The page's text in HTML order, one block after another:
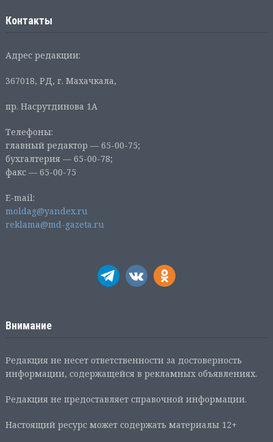
Контакты
Адрес редакции:
367018, РД, г. Махачкала,
пр. Насрутдинова 1А
Телефоны:
главный редактор — 65-00-75;
бухгалтерия — 65-00-78;
факс — 65-00-75
E-mail:
moldag@yandex.ru
reklama@md-gazeta.ru
Внимание
Редакция не несет ответственности за достоверность
информации, содержащейся в рекламных объявлениях.
Редакция не предоставляет справочной информации.
Настоящий ресурс может содержать материалы 12+